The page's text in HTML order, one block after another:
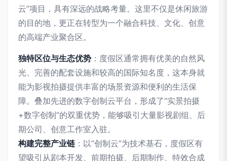
云”项目，具有深远的战略考量。这里不仅是休闲旅游
的目的地，更正在转型为一个融合科技、文化、创意
的高端产业聚合区。
独特区位与生态优势 ：度假区通常拥有优美的自然风
光、完善的配套设施和较高的国际知名度，这本身就
能为影视拍摄提供丰富的场景资源和便利的生活保
障。叠加先进的数字创制云平台，形成了“实景拍摄
+数字创制”的双重优势，能够吸引大量影视剧组、后
期公司、创意工作室入驻。
构建完整产业链 ：以“创制云”为技术基石，度假区有
望吸引从剧本开发、前期拍摄、后期制作、特效合成